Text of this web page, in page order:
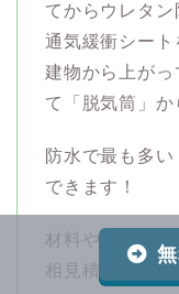
てからウレタン
通気緩衝シート
建物から上がっ
て「脱気筒」か
防水で最も多
できます！
材料や工法のご
相見積もりの中